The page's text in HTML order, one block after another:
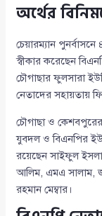
অর্থের
চেয়ারম্যান
স্বীকার করেছেন
চৌগাছার ফুলসারা
নেতাদের সহায়তায়
চৌগাছা ও কেশবপুরের
যুবদল ও বিএনপির
রয়েছেন সাইফুল
আলিম, এমএ সালাম,
রহমান মেম্বার।